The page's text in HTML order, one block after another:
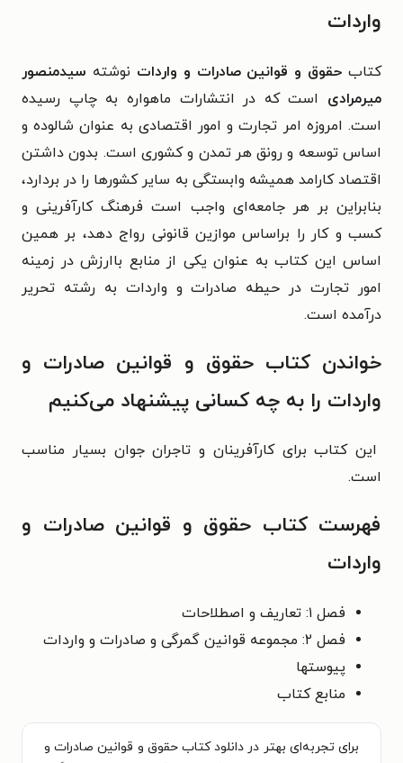
واردات
کتاب حقوق و قوانین صادرات و واردات نوشته سیدمنصور
میرمرادی است که در انتشارات ماهواره به چاپ رسیده
است. امروزه امر تجارت و امور اقتصادی به عنوان شالوده و
اساس توسعه و رونق هر تمدن و کشوری است. بدون داشتن
اقتصاد کارامد همیشه وابستگی به سایر کشورها را در بردارد،
بنابراین بر هر جامعه‌ای واجب است فرهنگ کارآفرینی و
کسب و کار را براساس موازین قانونی رواج دهد، بر همین
اساس این کتاب به عنوان یکی از منابع باارزش در زمینه
امور تجارت در حیطه صادرات و واردات به رشته تحریر
درآمده است.
خواندن کتابحقوق و قوانین صادرات و
واردات را به چه کسانی پیشنهاد می‌کنیم
این کتاب برای کارآفرینان و تاجران جوان بسیار مناسب
است.
فهرست کتاب حقوق و قوانین صادرات و
واردات
فصل ۱: تعاریف و اصطلاحات
فصل ۲: مجموعه قوانین گمرگی و صادرات و واردات
پیوستها
منابع کتاب
برای تجربه‌ای بهتر در دانلود کتاب حقوق و قوانین صادرات و